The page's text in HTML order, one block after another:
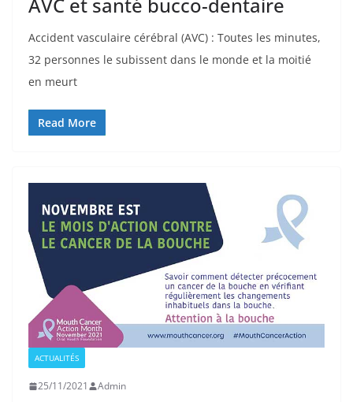
AVC et santé bucco-dentaire
Accident vasculaire cérébral (AVC) : Toutes les minutes,
32 personnes le subissent dans le monde et la moitié
en meurt
Read More
ACTUALITÉS
25/11/2021 Admin